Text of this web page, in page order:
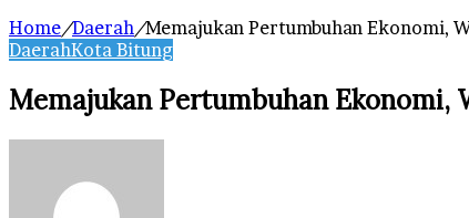
Home/Daerah/Memajukan Pertumbuhan Ekonomi,
DaerahKota Bitung
Memajukan Pertumbuhan Ekonomi,